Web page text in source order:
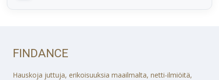
FINDANCE
Hauskoja juttuja, erikoisuuksia maailmalta, netti-ilmiöitä,